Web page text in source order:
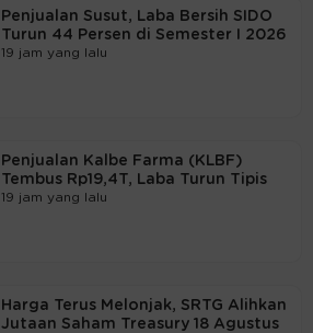
Penjualan Susut, Laba Bersih SIDO
Turun 44 Persen di Semester I 2026
19 jam yang lalu
Penjualan Kalbe Farma (KLBF)
Tembus Rp19,4T, Laba Turun Tipis
19 jam yang lalu
Harga Terus Melonjak, SRTG Alihkan
Jutaan Saham Treasury 18 Agustus